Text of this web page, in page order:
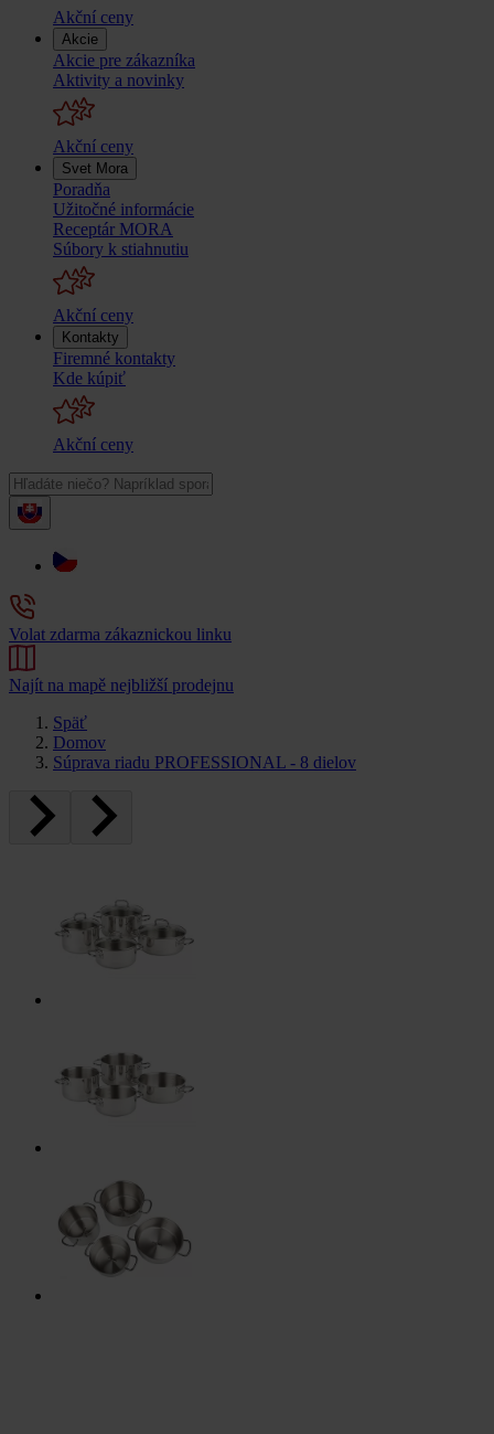
Akční ceny
Akcie
Akcie pre zákazníka
Aktivity a novinky
Akční ceny
Svet Mora
Poradňa
Užitočné informácie
Receptár MORA
Súbory k stiahnutiu
Akční ceny
Kontakty
Firemné kontakty
Kde kúpiť
Akční ceny
Volat zdarma zákaznickou linku
Najít na mapě nejbližší prodejnu
Späť
Domov
Súprava riadu PROFESSIONAL - 8 dielov